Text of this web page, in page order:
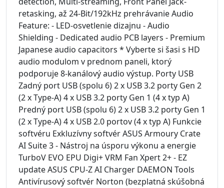
retasking, až 24-Bit/192kHz prehrávanie Audio
Feature: - LED-osvetlenie dizajnu - Audio
Shielding - Dedicated audio PCB layers - Premium
Japanese audio capacitors * Vyberte si šasi s HD
audio modulom v prednom paneli, ktorý
podporuje 8-kanálový audio výstup. Porty USB
Zadný port USB (spolu 6) 2 x USB 3.2 porty Gen 2
(2 x Type-A) 4 x USB 3.2 porty Gen 1 (4 x typ A)
Predný port USB (spolu 6) 2 x USB 3.2 porty Gen 1
(2 x Type-A) 4 x USB 2.0 portov (4 x typ A) Funkcie
softvéru Exkluzívny softvér ASUS Armoury Crate
AI Suite 3 - Nástroj na úsporu výkonu a energie
TurboV EVO EPU Digi+ VRM Fan Xpert 2+ - EZ
update ASUS CPU-Z AI Charger DAEMON Tools
Antivírusový softvér Norton (bezplatná skúšobná